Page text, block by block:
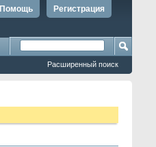
Регистрация
Помощь
Расширенный поиск